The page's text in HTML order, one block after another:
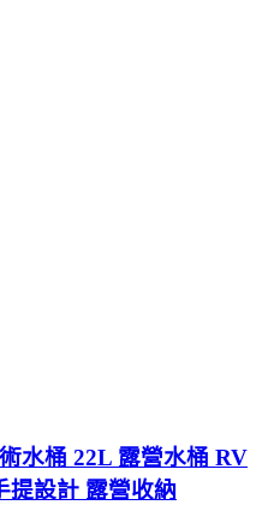
水桶 22L 露營水桶 RV
提設計 露營收納